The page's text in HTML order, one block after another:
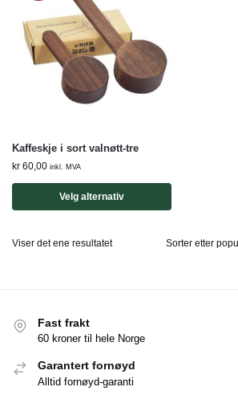
Kaffeskje i sort valnøtt-tre
kr 60,00 inkl. MVA
Velg alternativ
Viser det ene resultatet
Fast frakt
60 kroner til hele Norge
Garantert fornøyd
Alltid fornøyd-garanti